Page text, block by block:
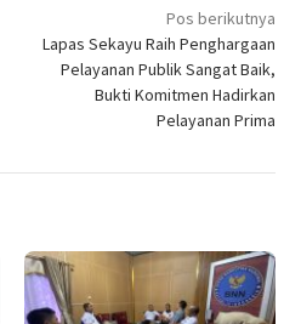
Pos berikutnya
Lapas Sekayu Raih Penghargaan
Pelayanan Publik Sangat Baik,
Bukti Komitmen Hadirkan
Pelayanan Prima